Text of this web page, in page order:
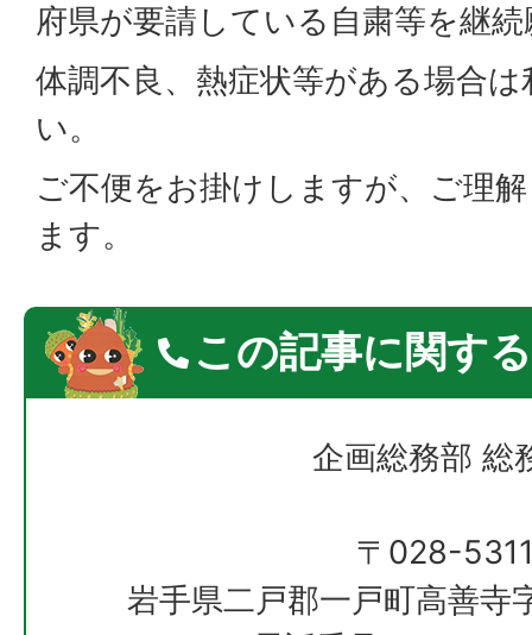
府県が要請している自粛等を継
体調不良、熱症状等がある場合
い。
ご不便をお掛けしますが、ご理
ます。
この記事に関す
企画総務部 総
〒028-
岩手県二戸郡一戸町高善寺